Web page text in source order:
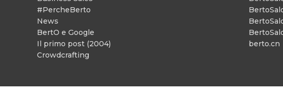
#PercheBerto
News
BertO e Google
Il primo post (2004)
Crowdcrafting
berto.cn